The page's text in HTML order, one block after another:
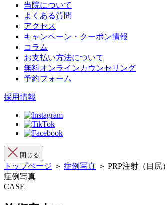
当院について
よくある質問
アクセス
キャンペーン・クーポン情報
コラム
お支払い方法について
無料オンラインカウンセリング
予約フォーム
採用情報
閉じる
トップページ ＞ 症例写真 ＞ PRP注射（目尻）
症例写真
CASE